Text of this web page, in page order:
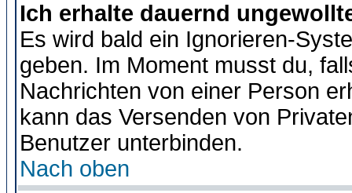
Ich erhalte dauernd
Es wird bald ein Ignorieren-
geben. Im Moment musst du,
Nachrichten von einer Person
kann das Versenden von
Benutzer unterbinden.
Nach oben